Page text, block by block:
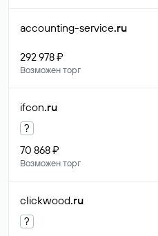
accounting-service.ru
292 978 ₽
Возможен торг
ifcon.ru
?
70 868 ₽
Возможен торг
clickwood.ru
?